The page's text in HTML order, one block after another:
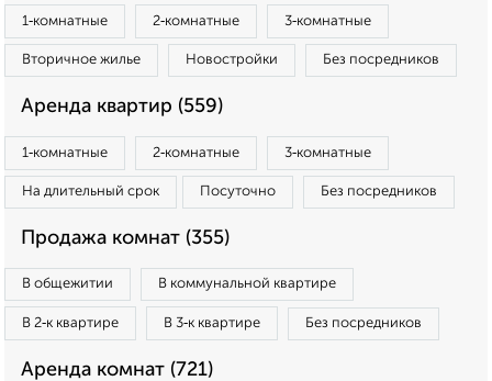
1‑комнатные 2‑комнатные 3‑комнатные
Вторичное жилье Новостройки Без посредников
Аренда квартир (559)
1‑комнатные 2‑комнатные 3‑комнатные
На длительный срок Посуточно Без посредников
Продажа комнат (355)
В общежитии В коммунальной квартире
В 2‑к квартире В 3‑к квартире Без посредников
Аренда комнат (721)